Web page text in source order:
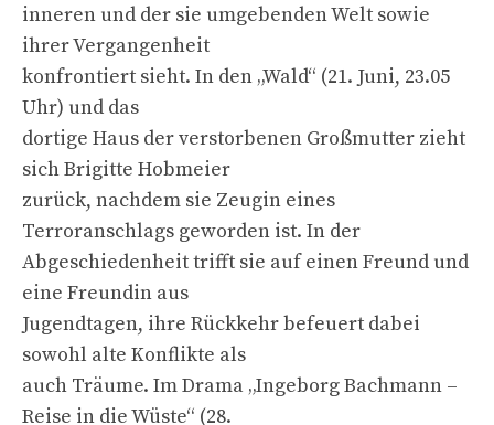
inneren und der sie umgebenden Welt sowie
ihrer Vergangenheit
konfrontiert sieht. In den „Wald“ (21. Juni, 23.05
Uhr) und das
dortige Haus der verstorbenen Großmutter zieht
sich Brigitte Hobmeier
zurück, nachdem sie Zeugin eines
Terroranschlags geworden ist. In der
Abgeschiedenheit trifft sie auf einen Freund und
eine Freundin aus
Jugendtagen, ihre Rückkehr befeuert dabei
sowohl alte Konflikte als
auch Träume. Im Drama „Ingeborg Bachmann –
Reise in die Wüste“ (28.